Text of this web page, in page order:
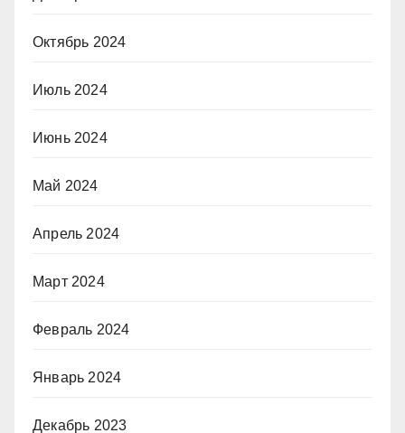
Октябрь 2024
Июль 2024
Июнь 2024
Май 2024
Апрель 2024
Март 2024
Февраль 2024
Январь 2024
Декабрь 2023